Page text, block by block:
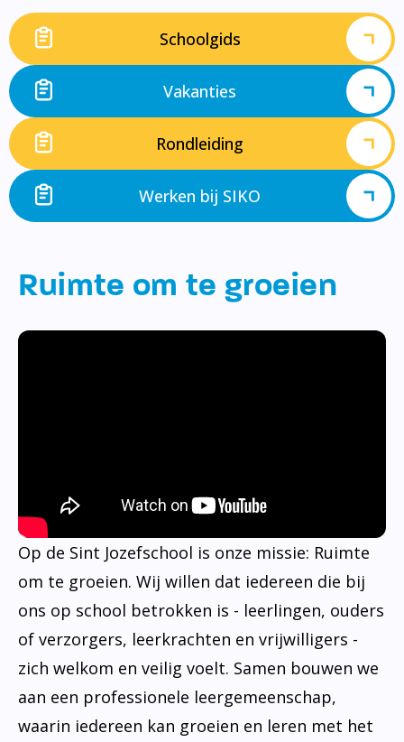
Schoolgids
Vakanties
Rondleiding
Werken bij SIKO
Ruimte om te groeien
Op de Sint Jozefschool is onze missie: Ruimte
om te groeien. Wij willen dat iedereen die bij
ons op school betrokken is - leerlingen, ouders
of verzorgers, leerkrachten en vrijwilligers -
zich welkom en veilig voelt. Samen bouwen we
aan een professionele leergemeenschap,
waarin iedereen kan groeien en leren met het